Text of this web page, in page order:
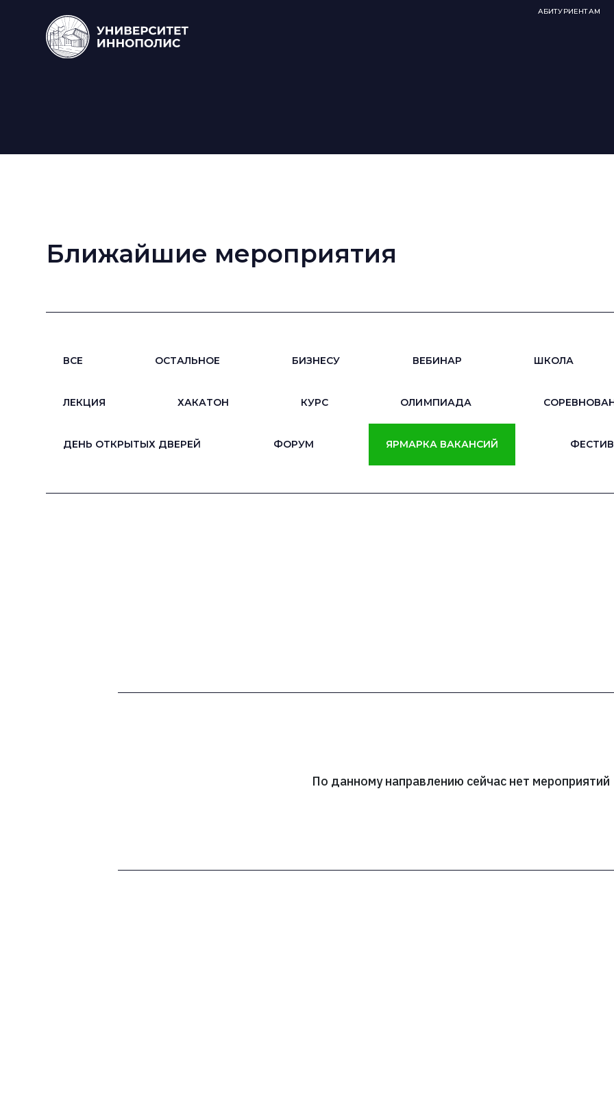
Ближайшие мероприятия
ВСЕ ОСТАЛЬНОЕ БИЗНЕСУ ВЕБИНАР ШКОЛА
ЛЕКЦИЯ ХАКАТОН КУРС ОЛИМПИАДА
ДЕНЬ ОТКРЫТЫХ ДВЕРЕЙ ФОРУМ ЯРМАРКА ВАКАНСИЙ
По данному направлению сейчас нет мероприятий
АБИТУРИЕНТАМ